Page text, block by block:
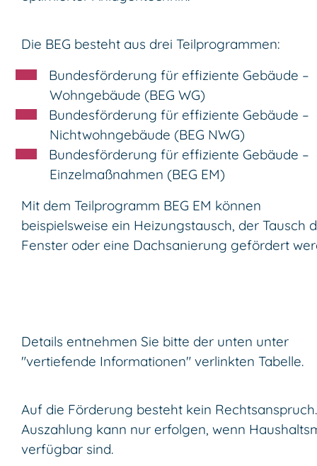
Die BEG besteht aus drei Teilprogrammen:
Bundesförderung für effiziente Gebäude –
Wohngebäude (BEG WG)
Bundesförderung für effiziente Gebäude –
Nichtwohngebäude (BEG NWG)
Bundesförderung für effiziente Gebäude –
Einzelmaßnahmen (BEG EM)
Mit dem Teilprogramm BEG EM können
beispielsweise ein Heizungstausch, der Tausch
Fenster oder eine Dachsanierung gefördert
Details entnehmen Sie bitte der unten unter
"vertiefende Informationen" verlinkten Tabelle.
Auf die Förderung besteht kein
Auszahlung kann nur erfolgen, wenn
verfügbar sind.